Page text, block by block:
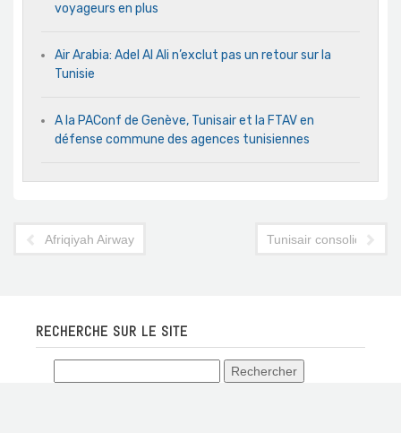
voyageurs en plus
Air Arabia: Adel Al Ali n’exclut pas un retour sur la
Tunisie
A la PAConf de Genève, Tunisair et la FTAV en
défense commune des agences tunisiennes
Afriqiyah Airways pourrait atterrir à Tunis en décembre
Tunisair consolide sa
RECHERCHE SUR LE SITE